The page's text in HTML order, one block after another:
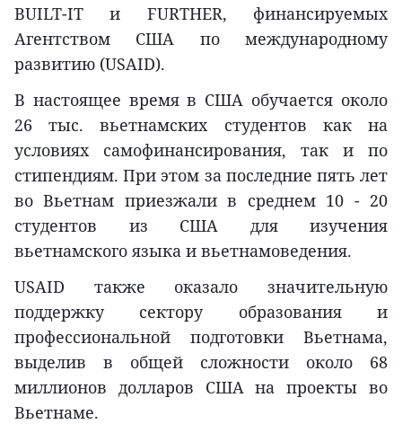
BUILT-IT и FURTHER, финансируемых
Агентством США по международному
развитию (USAID).
В настоящее время в США обучается около
26 тыс. вьетнамских студентов как на
условиях самофинансирования, так и по
стипендиям. При этом за последние пять лет
во Вьетнам приезжали в среднем 10 - 20
студентов из США для изучения
вьетнамского языка и вьетнамоведения.
USAID также оказало значительную
поддержку сектору образования и
профессиональной подготовки Вьетнама,
выделив в общей сложности около 68
миллионов долларов США на проекты во
Вьетнаме.